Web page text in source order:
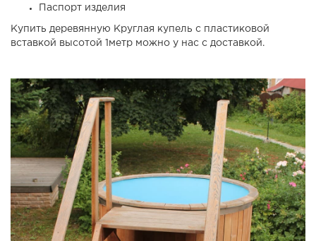
Паспорт изделия
Купить деревянную Круглая купель с пластиковой
вставкой высотой 1метр можно у нас с доставкой.